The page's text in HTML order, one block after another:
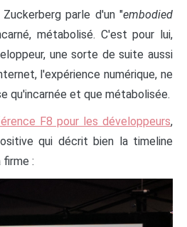
parle d'un "embodied
métabolisé. C'est pour lui,
une sorte de suite aussi
l'expérience numérique, ne
qu'incarnée et que métabolisée.
F8 pour les développeurs,
qui décrit bien la timeline
: